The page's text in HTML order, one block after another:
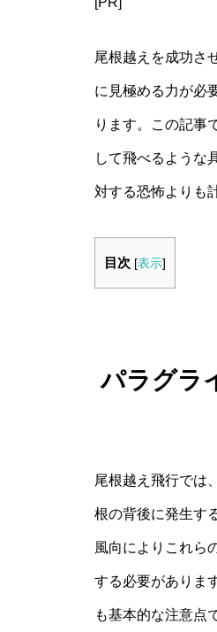
尾根越えを成功さ
に見極める力が必
ります。この記事
して飛べるような
対する恐怖よりも
目次 [表示]
パラグラ
尾根越え飛行では
根の背後に発生す
風向によりこれら
する必要がありま
も基本的な注意点